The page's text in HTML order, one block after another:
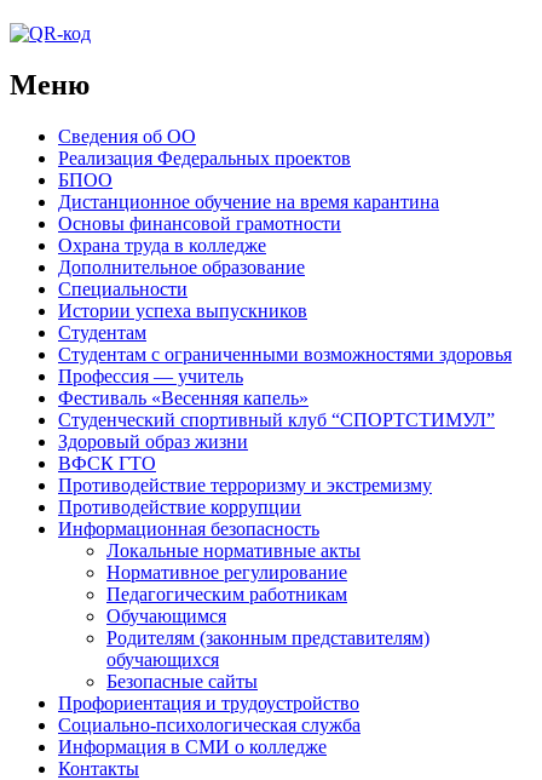
Меню
Сведения об ОО
Реализация Федеральных проектов
БПОО
Дистанционное обучение на время карантина
Основы финансовой грамотности
Охрана труда в колледже
Дополнительное образование
Специальности
Истории успеха выпускников
Студентам
Студентам с ограниченными возможностями здоровья
Профессия — учитель
Фестиваль «Весенняя капель»
Студенческий спортивный клуб “СПОРТСТИМУЛ”
Здоровый образ жизни
ВФСК ГТО
Противодействие терроризму и экстремизму
Противодействие коррупции
Информационная безопасность
Локальные нормативные акты
Нормативное регулирование
Педагогическим работникам
Обучающимся
Родителям (законным представителям)
обучающихся
Безопасные сайты
Профориентация и трудоустройство
Социально-психологическая служба
Информация в СМИ о колледже
Контакты